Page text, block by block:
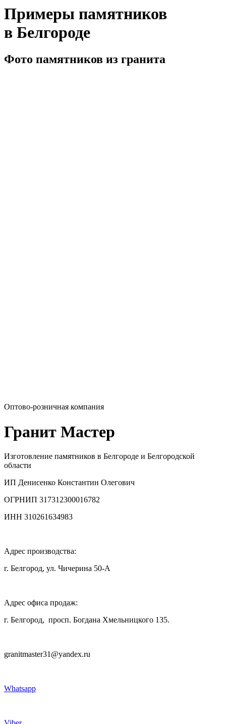
Примеры памятников
в Белгороде
Фото памятников из гранита
Оптово-розничная компания
Гранит Мастер
Изготовление памятников в Белгороде и Белгородской
области
ИП Денисенко Константин Олегович
ОГРНИП 317312300016782
ИНН 310261634983
Адрес производства:
г. Белгород, ул. Чичерина 50-А
Адрес офиса продаж:
г. Белгород, просп. Богдана Хмельницкого 135.
granitmaster31@yandex.ru
Whatsapp